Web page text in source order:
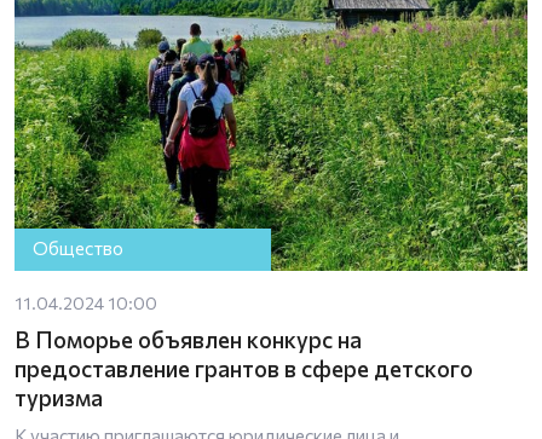
Общество
11.04.2024 10:00
В Поморье объявлен конкурс на
предоставление грантов в сфере детского
туризма